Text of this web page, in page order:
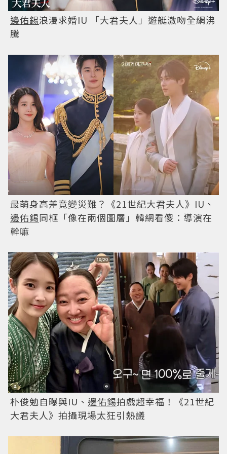
邊佑錫浪漫求婚IU 「大君夫人」遊艇激吻全網沸
騰
最萌身高差竟變災難？《21世紀大君夫人》IU、
邊佑錫同框「像在兩個圖層」韓網看傻：導演在
幹嘛
朴俊勉自曝與IU、 邊佑錫拍戲超幸福！《21世紀
大君夫人》拍攝現場太狂引熱議